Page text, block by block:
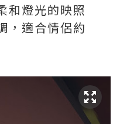
和燈光的映照
，適合情侶約